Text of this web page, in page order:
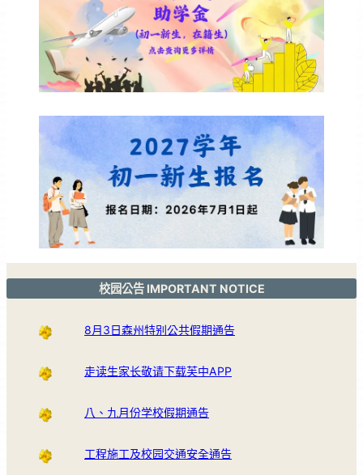
校园公告 IMPORTANT NOTICE
8月3日森州特别公共假期通告
走读生家长敬请下载芙中APP
八、九月份学校假期通告
工程施工及校园交通安全通告